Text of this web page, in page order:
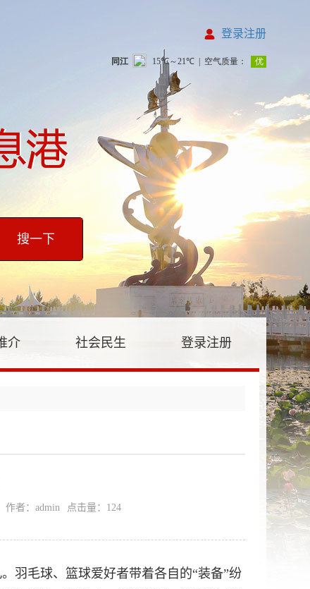
登录注册
搜一下
介 社会民生 登录注册
作者：admin 点击量： 124
羽毛球、篮球爱好者带着各自的“装备”纷